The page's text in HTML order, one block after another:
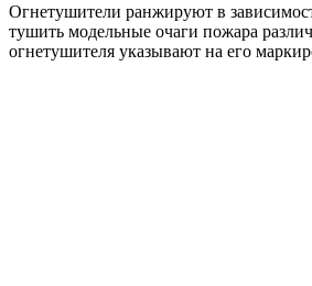
Огнетушители ранжируют в
тушить модельные очаги пожара
огнетушителя указывают на его